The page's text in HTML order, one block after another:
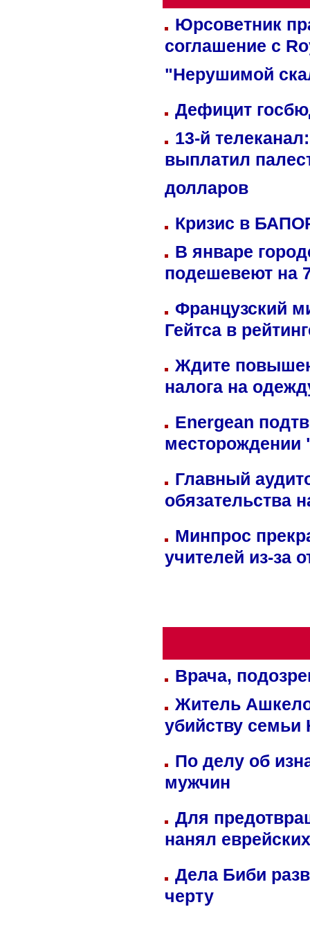
Юрсоветник
соглашение с
"Нерушимой
Дефицит
13-й
выплатил
долларов
Кризис в
В январе
подешевеют на
Французский
Гейтса в
Ждите
налога на
Energean
Главный
обязательства
Минпрос
учителей из-за
Врача,
Житель
убийству семьи
По делу об
мужчин
Для
нанял
Дела Биби
черту